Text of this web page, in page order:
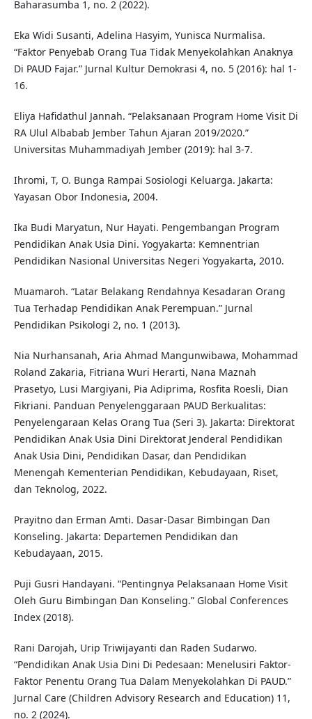
Baharasumba 1, no. 2 (2022).
Eka Widi Susanti, Adelina Hasyim, Yunisca Nurmalisa.
“Faktor Penyebab Orang Tua Tidak Menyekolahkan Anaknya
Di PAUD Fajar.” Jurnal Kultur Demokrasi 4, no. 5 (2016): hal 1-
16.
Eliya Hafidathul Jannah. “Pelaksanaan Program Home Visit Di
RA Ulul Albabab Jember Tahun Ajaran 2019/2020.”
Universitas Muhammadiyah Jember (2019): hal 3-7.
Ihromi, T, O. Bunga Rampai Sosiologi Keluarga. Jakarta:
Yayasan Obor Indonesia, 2004.
Ika Budi Maryatun, Nur Hayati. Pengembangan Program
Pendidikan Anak Usia Dini. Yogyakarta: Kemnentrian
Pendidikan Nasional Universitas Negeri Yogyakarta, 2010.
Muamaroh. “Latar Belakang Rendahnya Kesadaran Orang
Tua Terhadap Pendidikan Anak Perempuan.” Jurnal
Pendidikan Psikologi 2, no. 1 (2013).
Nia Nurhansanah, Aria Ahmad Mangunwibawa, Mohammad
Roland Zakaria, Fitriana Wuri Herarti, Nana Maznah
Prasetyo, Lusi Margiyani, Pia Adiprima, Rosfita Roesli, Dian
Fikriani. Panduan Penyelenggaraan PAUD Berkualitas:
Penyelengaraan Kelas Orang Tua (Seri 3). Jakarta: Direktorat
Pendidikan Anak Usia Dini Direktorat Jenderal Pendidikan
Anak Usia Dini, Pendidikan Dasar, dan Pendidikan
Menengah Kementerian Pendidikan, Kebudayaan, Riset,
dan Teknolog, 2022.
Prayitno dan Erman Amti. Dasar-Dasar Bimbingan Dan
Konseling. Jakarta: Departemen Pendidikan dan
Kebudayaan, 2015.
Puji Gusri Handayani. “Pentingnya Pelaksanaan Home Visit
Oleh Guru Bimbingan Dan Konseling.” Global Conferences
Index (2018).
Rani Darojah, Urip Triwijayanti dan Raden Sudarwo.
“Pendidikan Anak Usia Dini Di Pedesaan: Menelusiri Faktor-
Faktor Penentu Orang Tua Dalam Menyekolahkan Di PAUD.”
Jurnal Care (Children Advisory Research and Education) 11,
no. 2 (2024).